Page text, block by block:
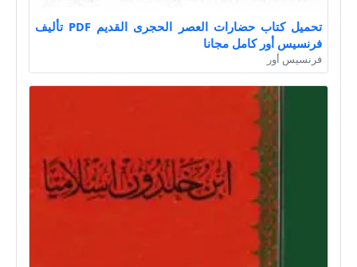
تحميل كتاب حضارات العصر الحجرى القديم PDF تأليف
فرنسيس أور كامل مجانا
فرنسيس أور